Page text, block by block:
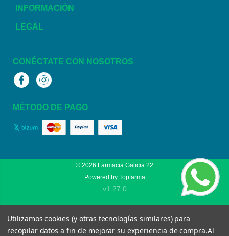
INFORMACIÓN
LEGAL
CONÉCTATE CON NOSOTROS
FacebookInstagram
MÉTODO DE PAGO
© 2026 Farmacia Galicia 22
Powered by Topfarma
v1.27.0
Utilizamos cookies (y otras tecnologías similares) para
recopilar datos a fin de mejorar su experiencia de compra.Al